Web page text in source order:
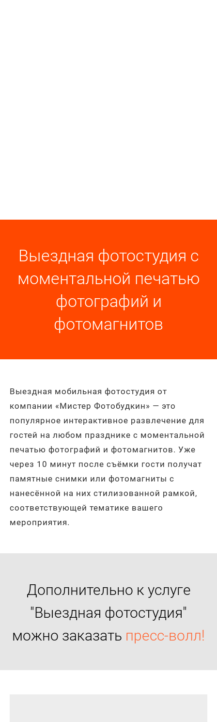
Выездная фотостудия с
моментальной печатью
фотографий и
фотомагнитов
Выездная мобильная фотостудия от
компании «Мистер Фотобудкин» — это
популярное интерактивное развлечение для
гостей на любом празднике с моментальной
печатью фотографий и фотомагнитов. Уже
через 10 минут после съёмки гости получат
памятные снимки или фотомагниты с
нанесённой на них стилизованной рамкой,
соответствующей тематике вашего
мероприятия.
Дополнительно к услуге
"Выездная фотостудия"
можно заказать пресс-волл!